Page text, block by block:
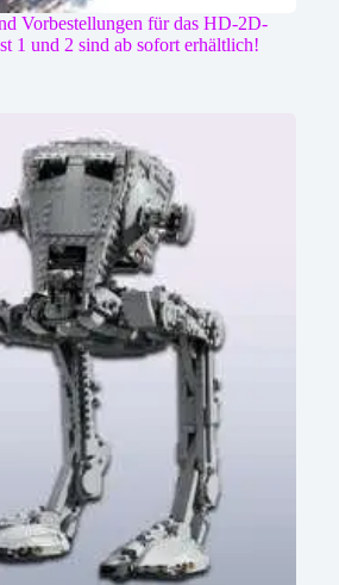
Vorbestellungen für das HD-2D-
1 und 2 sind ab sofort erhältlich!